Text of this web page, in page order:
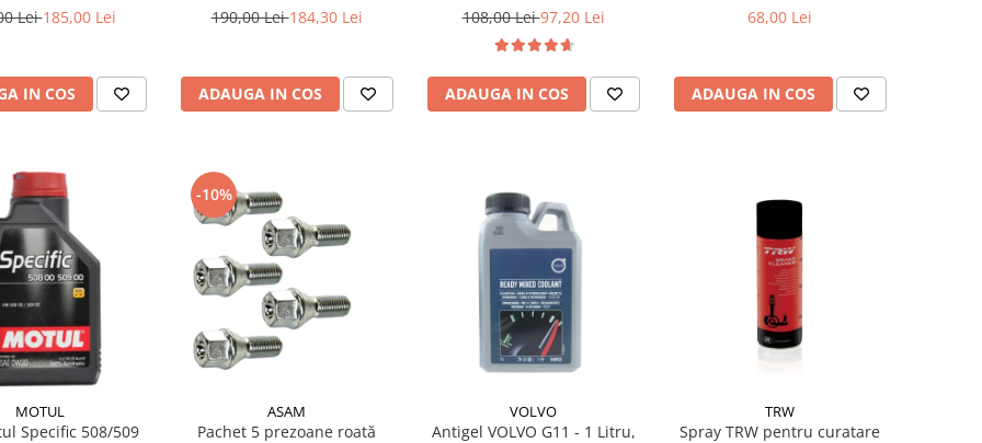
Mai Multa Lumina,
Lei185,00 Lei
IN COS
100% Sintetic, API SP, JASO
190,00 Lei184,30 Lei
ADAUGA IN COS
DCI Dynamic, 250ml
108,00 Lei97,20 Lei
ADAUGA IN COS
68,00 Lei
ADAUGA IN COS
MOTUL
Specific 508/509
-10%
ASAM
Pachet 5 prezoane roată
VOLVO
Antigel VOLVO G11 - 1 Litru,
TRW
Spray TRW pentru curatare